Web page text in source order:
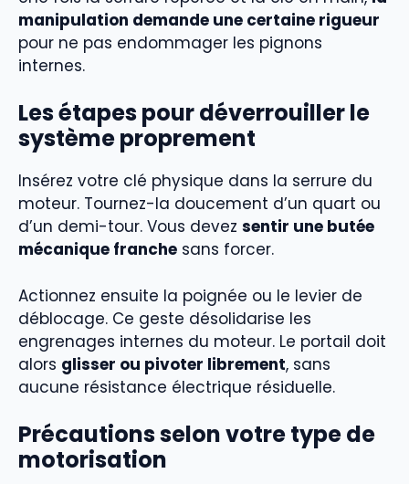
manipulation demande une certaine rigueur
pour ne pas endommager les pignons
internes.
Les étapes pour déverrouiller le
système proprement
Insérez votre clé physique dans la serrure du
moteur. Tournez-la doucement d’un quart ou
d’un demi-tour. Vous devez sentir une butée
mécanique franche sans forcer.
Actionnez ensuite la poignée ou le levier de
déblocage. Ce geste désolidarise les
engrenages internes du moteur. Le portail doit
alors glisser ou pivoter librement, sans
aucune résistance électrique résiduelle.
Précautions selon votre type de
motorisation